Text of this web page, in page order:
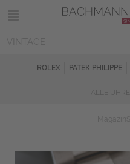
ROLEX PATEK PHILIPPE